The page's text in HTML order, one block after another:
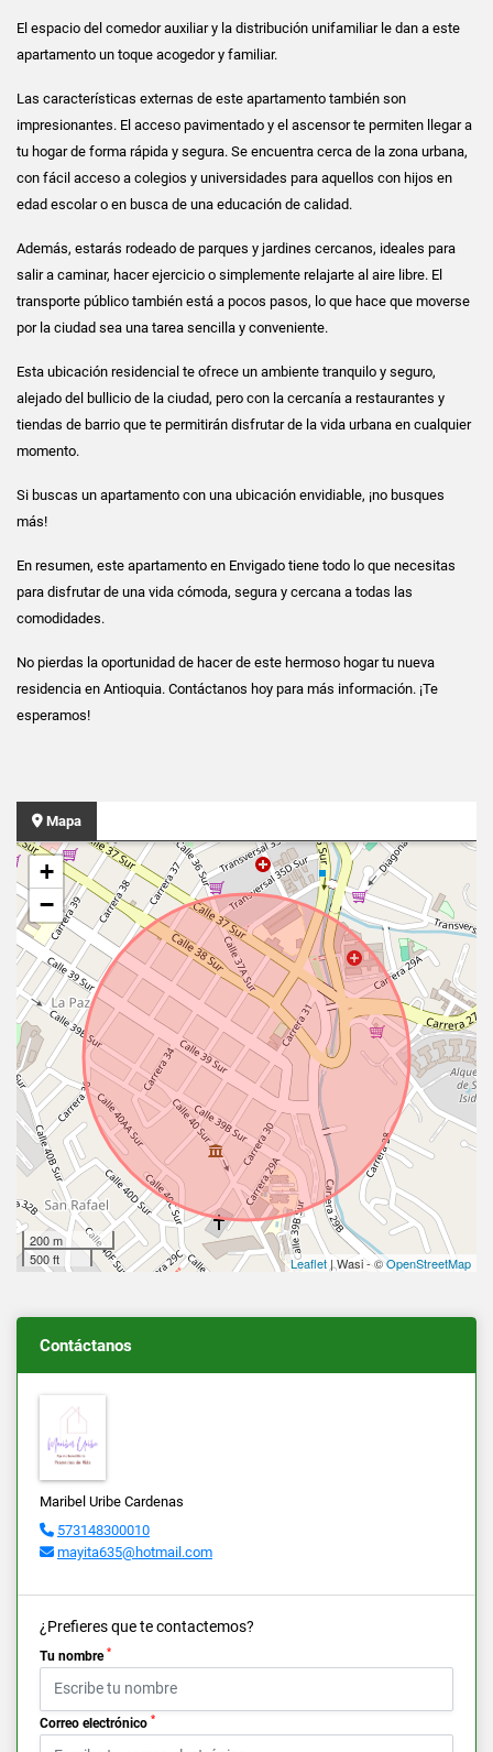
El espacio del comedor auxiliar y la distribución unifamiliar le dan a este
apartamento un toque acogedor y familiar.
Las características externas de este apartamento también son
impresionantes. El acceso pavimentado y el ascensor te permiten llegar a
tu hogar de forma rápida y segura. Se encuentra cerca de la zona urbana,
con fácil acceso a colegios y universidades para aquellos con hijos en
edad escolar o en busca de una educación de calidad.
Además, estarás rodeado de parques y jardines cercanos, ideales para
salir a caminar, hacer ejercicio o simplemente relajarte al aire libre. El
transporte público también está a pocos pasos, lo que hace que moverse
por la ciudad sea una tarea sencilla y conveniente.
Esta ubicación residencial te ofrece un ambiente tranquilo y seguro,
alejado del bullicio de la ciudad, pero con la cercanía a restaurantes y
tiendas de barrio que te permitirán disfrutar de la vida urbana en cualquier
momento.
Si buscas un apartamento con una ubicación envidiable, ¡no busques
más!
En resumen, este apartamento en Envigado tiene todo lo que necesitas
para disfrutar de una vida cómoda, segura y cercana a todas las
comodidades.
No pierdas la oportunidad de hacer de este hermoso hogar tu nueva
residencia en Antioquia. Contáctanos hoy para más información. ¡Te
esperamos!
Mapa
+
−
200 m
500 ft
Leaflet | Wasi - ©OpenStreetMap
Contáctanos
Maribel Uribe Cardenas
573148300010
mayita635@hotmail.com
¿Prefieres que te contactemos?
Tu nombre *
Correo electrónico *